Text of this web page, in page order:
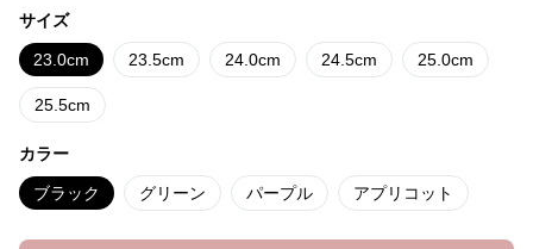
サイズ
23.0cm 23.5cm 24.0cm 24.5cm 25.0cm
25.5cm
カラー
ブラック グリーン パープル アプリコット